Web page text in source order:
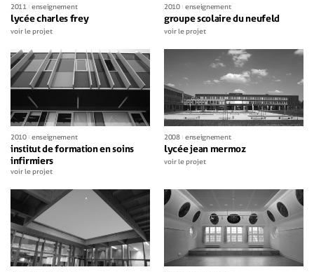
2011 enseignement
lycée charles frey
voir le projet
2010 enseignement
groupe scolaire du neufeld
voir le projet
2010 enseignement
institut de formation en soins
infirmiers
voir le projet
2008 enseignement
lycée jean mermoz
voir le projet